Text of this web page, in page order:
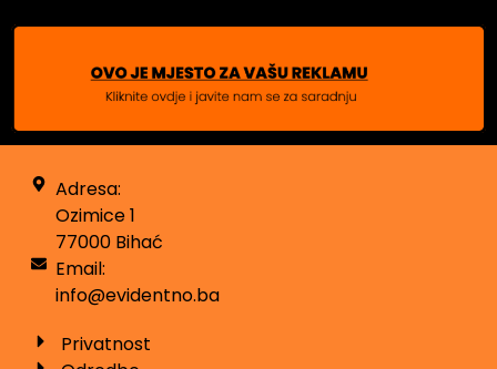
Adresa:
Ozimice 1
77000 Bihać
Email:
info@evidentno.ba
Privatnost